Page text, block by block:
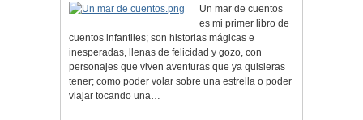
Un mar de cuentos
es mi primer libro de
cuentos infantiles; son historias mágicas e
inesperadas, llenas de felicidad y gozo, con
personajes que viven aventuras que ya quisieras
tener; como poder volar sobre una estrella o poder
viajar tocando una…